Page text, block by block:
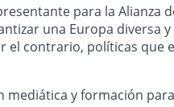
para la Alianza
una Europa diversa
contrario, políticas que
mediática y formación